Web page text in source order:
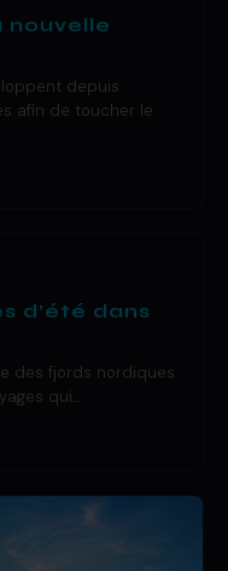
nouvelle
depuis
afin de toucher le
d’été dans
des fjords nordiques
qui…